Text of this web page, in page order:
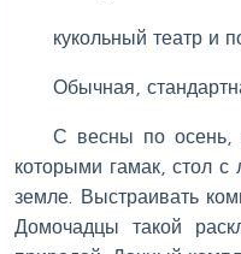
кукольный театр и
Обычная,
С весны по осень,
которыми гамак, стол с
земле. Выстраивать
Домочадцы такой